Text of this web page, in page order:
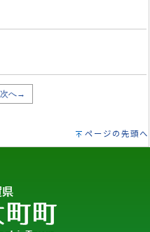
次へ→
ページの先頭へ